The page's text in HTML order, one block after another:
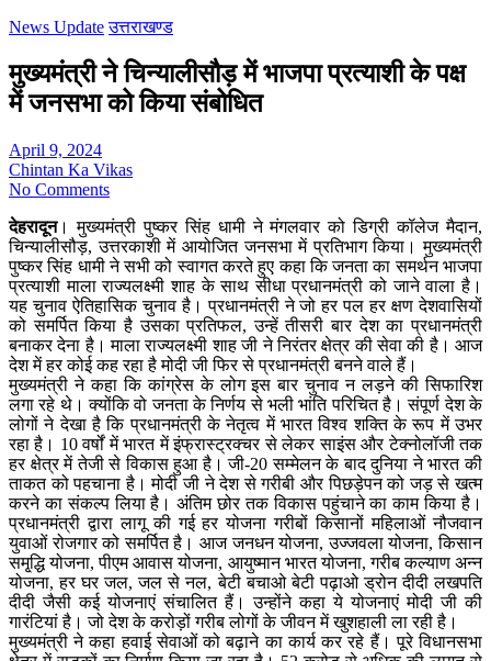
News Update उत्तराखण्ड
मुख्यमंत्री ने चिन्यालीसौड़ में भाजपा प्रत्याशी के पक्ष
में जनसभा को किया संबोधित
April 9, 2024
Chintan Ka Vikas
No Comments
देहरादून। मुख्यमंत्री पुष्कर सिंह धामी ने मंगलवार को डिग्री कॉलेज मैदान,
चिन्यालीसौड़, उत्तरकाशी में आयोजित जनसभा में प्रतिभाग किया। मुख्यमंत्री
पुष्कर सिंह धामी ने सभी को स्वागत करते हुए कहा कि जनता का समर्थन भाजपा
प्रत्याशी माला राज्यलक्ष्मी शाह के साथ सीधा प्रधानमंत्री को जाने वाला है।
यह चुनाव ऐतिहासिक चुनाव है। प्रधानमंत्री ने जो हर पल हर क्षण देशवासियों
को समर्पित किया है उसका प्रतिफल, उन्हें तीसरी बार देश का प्रधानमंत्री
बनाकर देना है। माला राज्यलक्ष्मी शाह जी ने निरंतर क्षेत्र की सेवा की है। आज
देश में हर कोई कह रहा है मोदी जी फिर से प्रधानमंत्री बनने वाले हैं।
मुख्यमंत्री ने कहा कि कांग्रेस के लोग इस बार चुनाव न लड़ने की सिफारिश
लगा रहे थे। क्योंकि वो जनता के निर्णय से भली भांति परिचित है। संपूर्ण देश के
लोगों ने देखा है कि प्रधानमंत्री के नेतृत्व में भारत विश्व शक्ति के रूप में उभर
रहा है। 10 वर्षों में भारत में इंफ्रास्ट्रक्चर से लेकर साइंस और टेक्नोलॉजी तक
हर क्षेत्र में तेजी से विकास हुआ है। जी-20 सम्मेलन के बाद दुनिया ने भारत की
ताकत को पहचाना है। मोदी जी ने देश से गरीबी और पिछड़ेपन को जड़ से खत्म
करने का संकल्प लिया है। अंतिम छोर तक विकास पहुंचाने का काम किया है।
प्रधानमंत्री द्वारा लागू की गई हर योजना गरीबों किसानों महिलाओं नौजवान
युवाओं रोजगार को समर्पित है। आज जनधन योजना, उज्जवला योजना, किसान
समृ्द्धि योजना, पीएम आवास योजना, आयुष्मान भारत योजना, गरीब कल्याण अन्न
योजना, हर घर जल, जल से नल, बेटी बचाओ बेटी पढ़ाओ ड्रोन दीदी लखपति
दीदी जैसी कई योजनाएं संचालित हैं। उन्होंने कहा ये योजनाएं मोदी जी की
गारंटियां है। जो देश के करोड़ों गरीब लोगों के जीवन में खुशहाली ला रही है।
मुख्यमंत्री ने कहा हवाई सेवाओं को बढ़ाने का कार्य कर रहे हैं। पूरे विधानसभा